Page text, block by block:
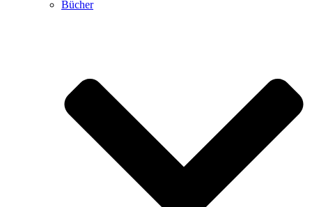
Bücher